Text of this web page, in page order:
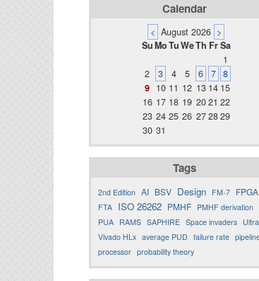
Calendar
< August 2026 >
SuMoTuWeTh FrSa
1
2
3 4 5 6 7 8
9 10 11 12 13 14 15
16 17 18 19 2021 22
23 24 25 26 272829
30 31
Tags
2nd Edition AI BSV Design FM-7 FPGA
FTA ISO 26262 PMHF PMHF derivation
PUA RAMS SAPHIRE Space invaders
Vivado HLx average PUD failure rate
processor probability theory